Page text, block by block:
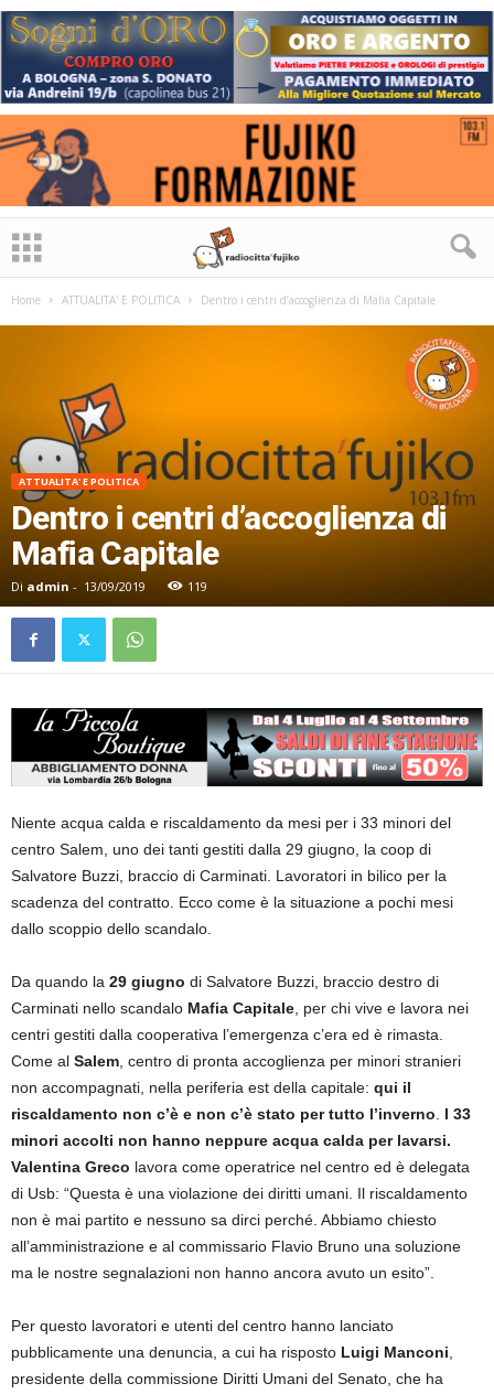
Home ATTUALITA' E POLITICA Dentro i centri d’accoglienza di Mafia Capitale
ATTUALITA' E POLITICA
Dentro i centri d’accoglienza di
Mafia Capitale
Di admin - 13/09/2019 119
Niente acqua calda e riscaldamento da mesi per i 33 minori del
centro Salem, uno dei tanti gestiti dalla 29 giugno, la coop di
Salvatore Buzzi, braccio di Carminati. Lavoratori in bilico per la
scadenza del contratto. Ecco come è la situazione a pochi mesi
dallo scoppio dello scandalo.
Da quando la 29 giugno di Salvatore Buzzi, braccio destro di
Carminati nello scandalo Mafia Capitale , per chi vive e lavora nei
centri gestiti dalla cooperativa l’emergenza c’era ed è rimasta.
Come al Salem , centro di pronta accoglienza per minori stranieri
non accompagnati, nella periferia est della capitale: qui il
riscaldamento non c’è e non c’è stato per tutto l’inverno
I 33
minori accolti non hanno neppure acqua calda per lavarsi.
Valentina Greco lavora come operatrice nel centro ed è delegata
di Usb: “Questa è una violazione dei diritti umani. Il riscaldamento
non è mai partito e nessuno sa dirci perché. Abbiamo chiesto
all’amministrazione e al commissario Flavio Bruno una soluzione
ma le nostre segnalazioni non hanno ancora avuto un esito”.
Per questo lavoratori e utenti del centro hanno lanciato
pubblicamente una denuncia, a cui ha risposto Luigi Manconi
presidente della commissione Diritti Umani del Senato, che ha